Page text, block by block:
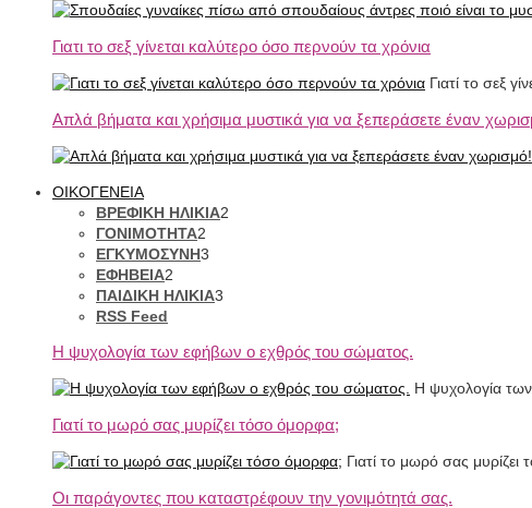
Γιατι το σεξ γίνεται καλύτερο όσο περνούν τα χρόνια
Γιατί το σεξ
Απλά βήματα και χρήσιμα μυστικά για να ξεπεράσετε έναν
ΟΙΚΟΓΕΝΕΙΑ
ΒΡΕΦΙΚΗ ΗΛΙΚΙΑ2
ΓΟΝΙΜΟΤΗΤΑ2
ΕΓΚΥΜΟΣΥΝΗ3
ΕΦΗΒΕΙΑ2
ΠΑΙΔΙΚΗ ΗΛΙΚΙΑ3
RSS Feed
Η ψυχολογία των εφήβων ο εχθρός του σώματος.
Η ψυχολογία
Γιατί το μωρό σας μυρίζει τόσο όμορφα;
Γιατί το μωρό σας
Οι παράγοντες που καταστρέφουν την γονιμότητά σας.